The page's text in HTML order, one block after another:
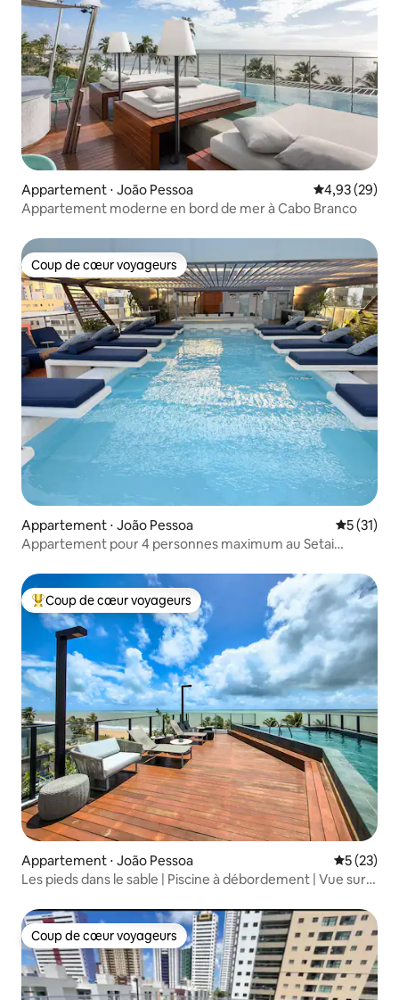
Appartement ⋅ João Pessoa Évaluation
4,93 (29)
Appartement moderne en bord de mer à Cabo Branco
Coup de cœur voyageurs
Coup de cœur voyageurs
Appartement ⋅ João Pessoa
5 (31)
Appartement pour 4 personnes maximum au Setai
Coups de cœur voyageurs les plus appréciés
Coup de cœur voyageurs
Appartement ⋅ João Pessoa
5 (23)
Les pieds dans le sable | Piscine à débordement | Vue sur
Coup de cœur voyageurs
Coup de cœur voyageurs